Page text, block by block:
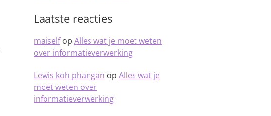
Laatste reacties
maiselfop Alles wat je moet weten
over informatieverwerking
Lewis koh phangan op Alles wat je
moet weten over
informatieverwerking